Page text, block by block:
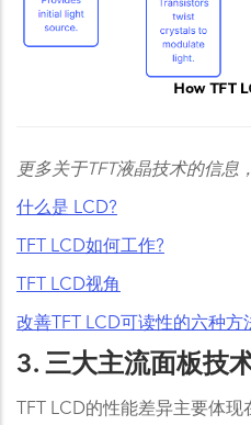
更多关于TFT液晶技术的信息
什么是 LCD?
TFT LCD如何工作?
TFT LCD视角
改善TFT LCD可读性的六种方
3. 三大主流面板技
TFT LCD的性能差异主要体现